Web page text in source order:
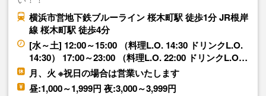
横浜市営地下鉄ブルーライン 桜木町駅 徒歩1分 JR根岸
線 桜木町駅 徒歩4分
[水～土] 12:00～15:00 （料理L.O. 14:30 ドリンクL.O.
14:30） 17:00～23:00 （料理L.O. 22:00 ドリンクL.O…
月、火 ※祝日の場合は営業いたします
昼:1,000～1,999円 夜:3,000～3,999円